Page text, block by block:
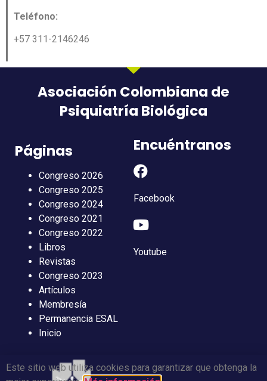
Teléfono:
+57 311-2146246
Asociación Colombiana de
Psiquiatría Biológica
Páginas
Congreso 2026
Congreso 2025
Congreso 2024
Congreso 2021
Congreso 2022
Libros
Revistas
Congreso 2023
Artículos
Membresía
Permanencia ESAL
Inicio
Encuéntranos
Facebook
Youtube
Este sitio web utiliza cookies para garantizar que obtenga la